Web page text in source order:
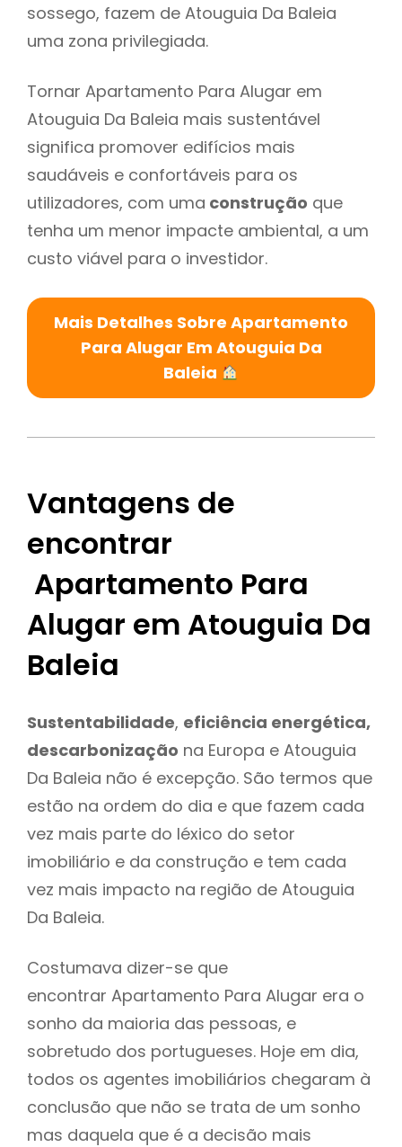
sossego, fazem de Atouguia Da Baleia
uma zona privilegiada.
Tornar Apartamento Para Alugar em
Atouguia Da Baleia mais sustentável
significa promover edifícios mais
saudáveis e confortáveis para os
utilizadores, com uma construção que
tenha um menor impacte ambiental, a um
custo viável para o investidor.
Mais Detalhes Sobre Apartamento
Para Alugar Em Atouguia Da
Baleia
Vantagens de
encontrar
Apartamento Para
Alugar em Atouguia Da
Baleia
Sustentabilidade, eficiência energética,
descarbonização na Europa e Atouguia
Da Baleia não é excepção. São termos que
estão na ordem do dia e que fazem cada
vez mais parte do léxico do setor
imobiliário e da construção e tem cada
vez mais impacto na região de Atouguia
Da Baleia.
Costumava dizer-se que
encontrar Apartamento Para Alugar era o
sonho da maioria das pessoas, e
sobretudo dos portugueses. Hoje em dia,
todos os agentes imobiliários chegaram à
conclusão que não se trata de um sonho
mas daquela que é a decisão mais